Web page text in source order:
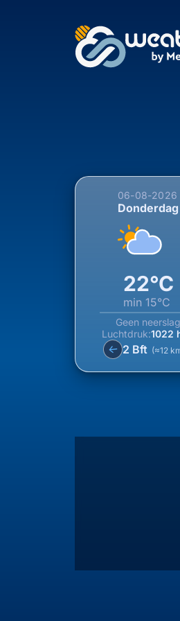
5-
06-08-2026
Donderdag
22°C
min 15°C
Geen neerslag
Luchtdruk:1022
↑ 2 Bft (≈12